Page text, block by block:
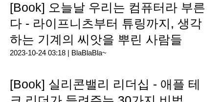
[Book] 오늘날 우리는 컴퓨터라 부른
다 - 라이프니츠부터 튜링까지, 생각
하는 기계의 씨앗을 뿌린 사람들
2023-10-24 03:18 | BlaBlaBla~
[Book] 실리콘밸리 리더십 - 애플 테